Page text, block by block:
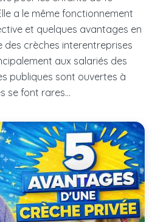
a le même fonctionnement
et quelques avantages en
des crèches interentreprises
aux salariés des
publiques sont ouvertes à
se font rares…